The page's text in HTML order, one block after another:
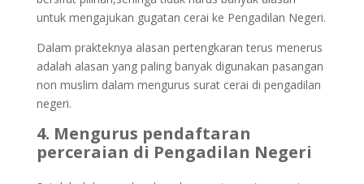
untuk mengajukan gugatan cerai ke Pengadilan Negeri.
Dalam prakteknya alasan pertengkaran terus menerus
adalah alasan yang paling banyak digunakan pasangan
non muslim dalam mengurus surat cerai di pengadilan
negeri.
4. Mengurus pendaftaran
perceraian di Pengadilan Negeri